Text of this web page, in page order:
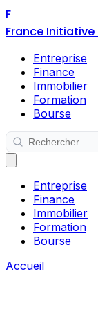
F
France Initiative
Entreprise
Finance
Immobilier
Formation
Bourse
Entreprise
Finance
Immobilier
Formation
Bourse
Accueil